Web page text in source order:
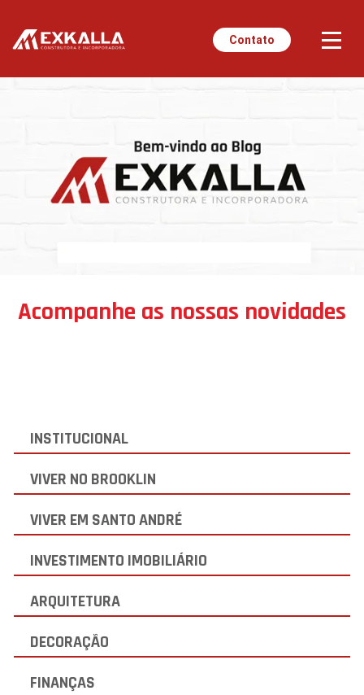
Contato
Acompanhe as nossas novidades
INSTITUCIONAL
VIVER NO BROOKLIN
VIVER EM SANTO ANDRÉ
INVESTIMENTO IMOBILIÁRIO
ARQUITETURA
DECORAÇÃO
FINANÇAS